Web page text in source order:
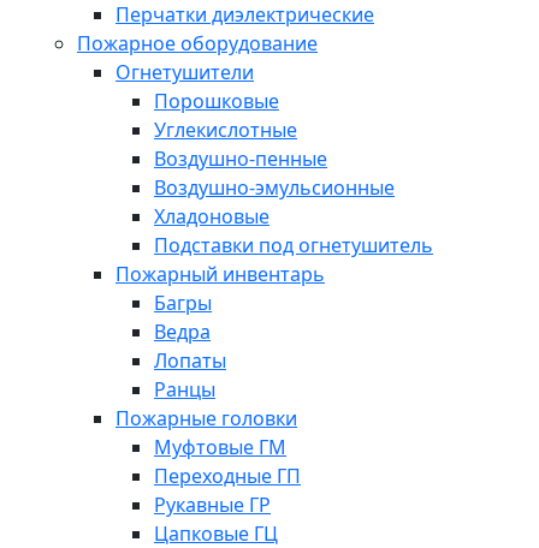
Перчатки диэлектрические
Пожарное оборудование
Огнетушители
Порошковые
Углекислотные
Воздушно-пенные
Воздушно-эмульсионные
Хладоновые
Подставки под огнетушитель
Пожарный инвентарь
Багры
Ведра
Лопаты
Ранцы
Пожарные головки
Муфтовые ГМ
Переходные ГП
Рукавные ГР
Цапковые ГЦ